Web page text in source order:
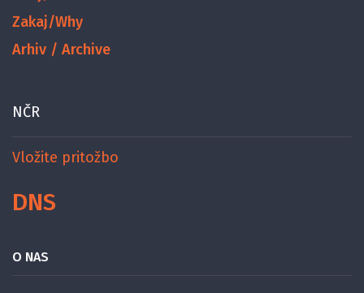
Zakaj/Why
Arhiv / Archive
NČR
Vložite pritožbo
DNS
O NAS